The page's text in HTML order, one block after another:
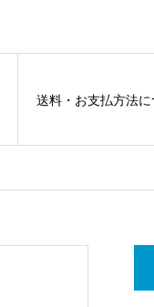
送料・お支払方法